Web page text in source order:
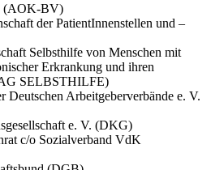
(AOK-BV)
der PatientInnenstellen und –
Selbsthilfe von Menschen mit
Erkrankung und ihren
SELBSTHILFE)
Deutschen Arbeitgeberverbände e. V.
e. V. (DKG)
c/o Sozialverband VdK